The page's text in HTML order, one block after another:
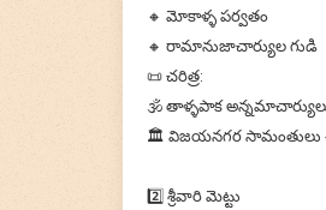
🔸 మోకాళ్ళ పర్వతం
🔸 రామానుజాచార్యుల గుడి
📜 చరిత్ర:
🕉️ తాళ్ళపాక
🏛️ విజయనగర సామంతులు
2️⃣ శ్రీవారి మెట్టు